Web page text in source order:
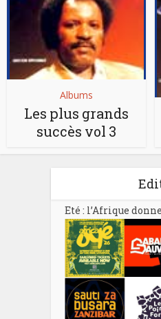
Albums
Les plus grands
succès vol 3
Eté : l’Afrique